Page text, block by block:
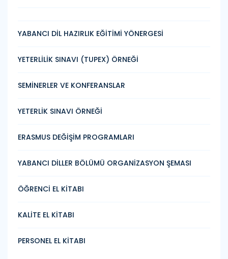
YABANCI DİL HAZIRLIK EĞİTİMİ YÖNERGESİ
YETERLİLİK SINAVI (TUPEX) ÖRNEĞİ
SEMİNERLER VE KONFERANSLAR
YETERLİK SINAVI ÖRNEĞİ
ERASMUS DEĞİŞİM PROGRAMLARI
YABANCI DİLLER BÖLÜMÜ ORGANİZASYON ŞEMASI
ÖĞRENCİ EL KİTABI
KALİTE EL KİTABI
PERSONEL EL KİTABI